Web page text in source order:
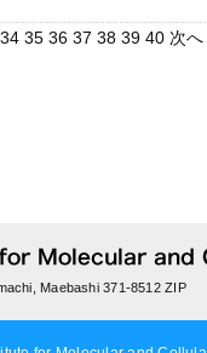
34 35 36 37 38 39 40 次へ
Maebashi 371-8512 ZIP